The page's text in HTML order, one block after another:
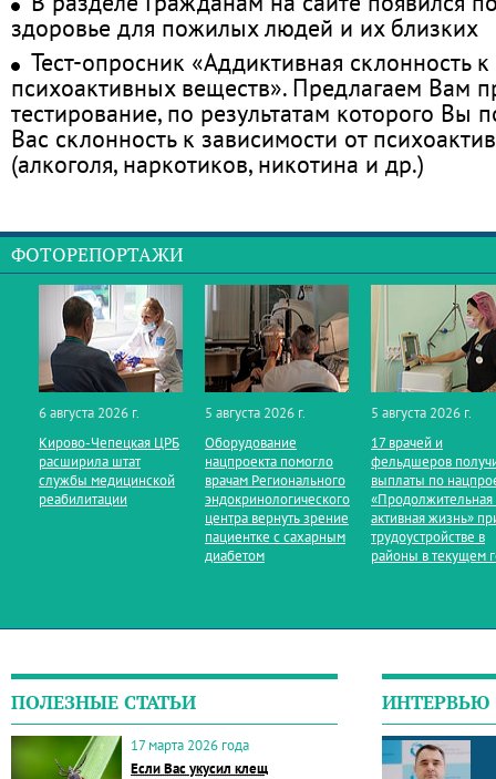
здоровье для пожилых людей и их близких
Тест-опросник «Аддиктивная склонность
психоактивных веществ». Предлагаем Вам
тестирование, по результатам которого Вы
Вас склонность к зависимости от
(алкоголя, наркотиков, никотина и др.)
ФОТОРЕПОРТАЖИ
6 августа 2026 г.
Кирово‑Чепецкая ЦРБ
расширила штат
службы медицинской
реабилитации
5 августа 2026 г.
Оборудование
нацпроекта помогло
врачам Регионального
эндокринологического
центра вернуть зрение
пациентке с сахарным
диабетом
5 августа 2026 г.
17 врачей и
фельдшеров
выплаты по
«Продолжительная
активная жизнь»
трудоустройстве в
районы в текущем
ПОЛЕЗНЫЕ СТАТЬИ
17 марта 2026 года
Если Вас укусил клещ
ИНТЕРВЬЮ